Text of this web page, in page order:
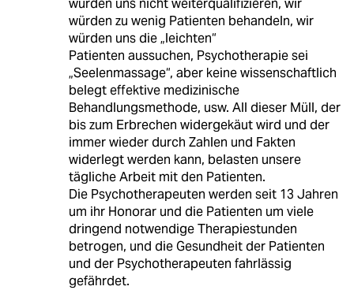
würden uns nicht weiterqualifizieren, wir
würden zu wenig Patienten behandeln, wir
würden uns die „leichten“
Patienten aussuchen, Psychotherapie sei
„Seelenmassage“, aber keine wissenschaftlich
belegt effektive medizinische
Behandlungsmethode, usw. All dieser Müll, der
bis zum Erbrechen widergekäut wird und der
immer wieder durch Zahlen und Fakten
widerlegt werden kann, belasten unsere
tägliche Arbeit mit den Patienten.
Die Psychotherapeuten werden seit 13 Jahren
um ihr Honorar und die Patienten um viele
dringend notwendige Therapiestunden
betrogen, und die Gesundheit der Patienten
und der Psychotherapeuten fahrlässig
gefährdet.